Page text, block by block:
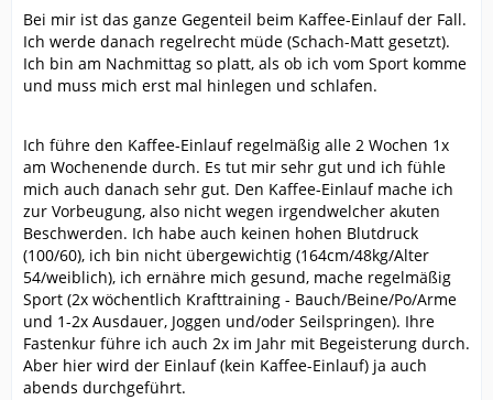
Bei mir ist das ganze Gegenteil beim Kaffee-Einlauf der Fall.
Ich werde danach regelrecht müde (Schach-Matt gesetzt).
Ich bin am Nachmittag so platt, als ob ich vom Sport komme
und muss mich erst mal hinlegen und schlafen.
Ich führe den Kaffee-Einlauf regelmäßig alle 2 Wochen 1x
am Wochenende durch. Es tut mir sehr gut und ich fühle
mich auch danach sehr gut. Den Kaffee-Einlauf mache ich
zur Vorbeugung, also nicht wegen irgendwelcher akuten
Beschwerden. Ich habe auch keinen hohen Blutdruck
(100/60), ich bin nicht übergewichtig (164cm/48kg/Alter
54/weiblich), ich ernähre mich gesund, mache regelmäßig
Sport (2x wöchentlich Krafttraining - Bauch/Beine/Po/Arme
und 1-2x Ausdauer, Joggen und/oder Seilspringen). Ihre
Fastenkur führe ich auch 2x im Jahr mit Begeisterung durch.
Aber hier wird der Einlauf (kein Kaffee-Einlauf) ja auch
abends durchgeführt.